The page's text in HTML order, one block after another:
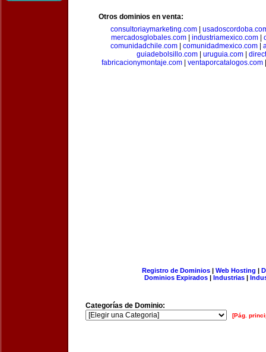
Otros dominios en venta:
consultoriaymarketing.com
mercadosglobales.com| industriamexico.com|
comunidadchile.com
comunidadmexico.com
guiadebolsillo.com| uruguia.com|
fabricacionymontaje.com| ventaporcatalogos.com
Registro de Dominios| Web Hosting |
Dominios Expirados | Industrias |
Categorías de Dominio:
[Pág.